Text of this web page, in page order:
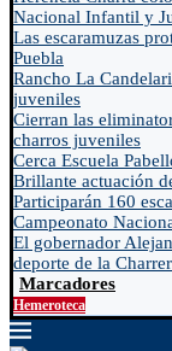
Nacional Infantil y
Las escaramuzas
Puebla
Rancho La
juveniles
Cierran las
charros juveniles
Cerca Escuela
Brillante actuación
Participarán 160
Campeonato
El gobernador
deporte de la
Marcadores
Hemeroteca